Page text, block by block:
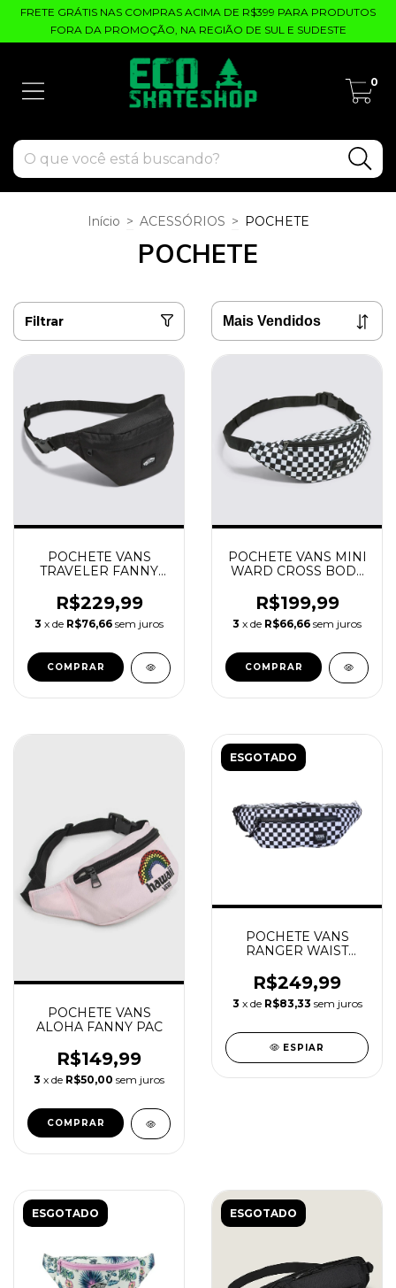
FRETE GRÁTIS NAS COMPRAS ACIMA DE R$399 PARA PRODUTOS
FORA DA PROMOÇÃO, NA REGIÃO DE SUL E SUDESTE
0
Início > ACESSÓRIOS > POCHETE
POCHETE
Filtrar
POCHETE VANS
TRAVELER FANNY
R$229,99
3 x de R$76,66 sem juros
COMPRAR
POCHETE VANS MINI
WARD CROSS BODY
R$199,99
3 x de R$66,66 sem juros
COMPRAR
POCHETE VANS
ALOHA FANNY PAC
R$149,99
3 x de R$50,00 sem juros
COMPRAR
ESGOTADO
POCHETE VANS
RANGER WAIST
R$249,99
3 x de R$83,33 sem juros
ESPIAR
ESGOTADO ESGOTADO